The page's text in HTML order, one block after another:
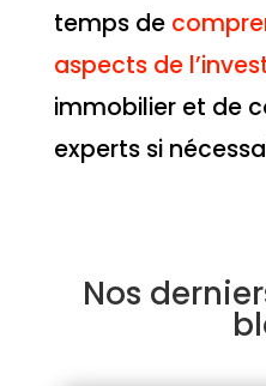
temps de
aspects de
immobilier et de
experts si
Nos